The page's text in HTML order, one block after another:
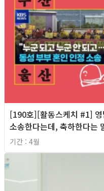
[190호][활동스케치 #1] 영
소송한다는데, 축하한다는
기간 : 4월